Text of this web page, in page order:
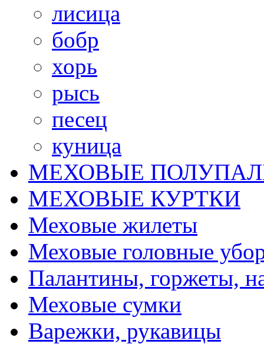
лисица
бобр
хорь
рысь
песец
куница
МЕХОВЫЕ
МЕХОВЫЕ КУРТКИ
Меховые жилеты
Меховые головные
Палантины, горжеты,
Меховые сумки
Варежки, рукавицы